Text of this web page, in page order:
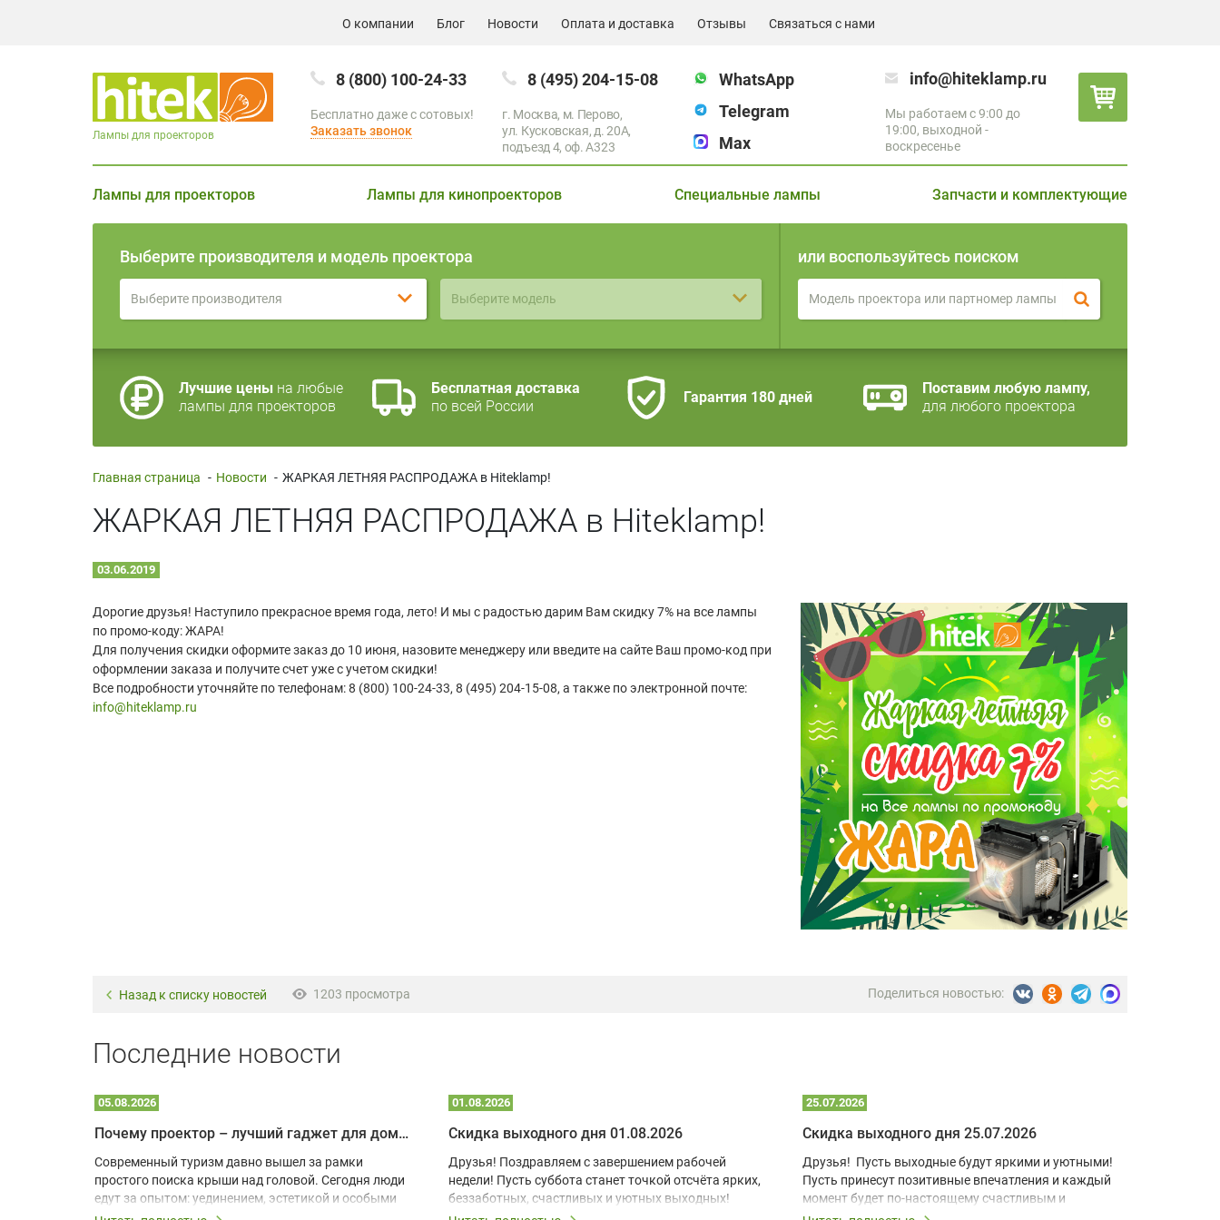
О компании Блог Новости Оплата и доставка Отзывы Связаться с нами
8 (800) 100-24-33
Бесплатно даже с сотовых!
Заказать звонок
8 (495) 204-15-08
г. Москва, м. Перово,
ул. Кусковская, д. 20А,
подъезд 4, оф. A323
WhatsApp
Telegram
Max
info@hiteklamp.ru
Мы работаем с 9:00 до
19:00, выходной -
воскресенье
Лампы для проекторов
Лампы для проекторов Лампы для кинопроекторов Специальные лампы Запчасти и комплектующие
Выберите производителя и модель проектора
Выберите производителя Выберите модель
или воспользуйтесь поиском
Лучшие цены на любые
лампы для проекторов
Бесплатная доставка
по всей России
Гарантия 180 дней
Поставим любую лампу,
для любого проектора
Главная страница - Новости - ЖАРКАЯ ЛЕТНЯЯ РАСПРОДАЖА в Hiteklamp!
ЖАРКАЯ ЛЕТНЯЯ РАСПРОДАЖА в Hiteklamp!
03.06.2019
Дорогие друзья! Наступило прекрасное время года, лето! И мы с радостью дарим Вам скидку 7% на все лампы
по промо-коду: ЖАРА!
Для получения скидки оформите заказ до 10 июня, назовите менеджеру или введите на сайте Ваш промо-код при
оформлении заказа и получите счет уже с учетом скидки!
Все подробности уточняйте по телефонам: 8 (800) 100-24-33, 8 (495) 204-15-08, а также по электронной почте:
info@hiteklamp.ru
Назад к списку новостей 1203 просмотра Поделиться новостью:
Последние новости
05.08.2026
Почему проектор – лучший гаджет для домика в глэмпинге
Современный туризм давно вышел за рамки
простого поиска крыши над головой. Сегодня люди
едут за опытом: уединением, эстетикой и особыми
ощущениями. Владельцы A-frame домов,
01.08.2026
Скидка выходного дня 01.08.2026
Друзья! Поздравляем с завершением рабочей
недели! Пусть суббота станет точкой отсчёта ярких,
беззаботных, счастливых и уютных выходных!
25.07.2026
Скидка выходного дня 25.07.2026
Друзья! Пусть выходные будут яркими и уютными!
Пусть принесут позитивные впечатления и каждый
момент будет по-настоящему счастливым и
запоминающимся!